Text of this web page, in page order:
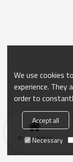
ホームページ
We use cookies
experience. They
order to
Accept all
Necessary